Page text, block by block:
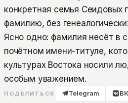
конкретная семья Сеидовых
фамилию, без
Ясно одно: фамилия несёт в
почётном имени-титуле,
культурах Востока носили
особым уважением.
ПОДЕЛИТЬСЯ Telegram